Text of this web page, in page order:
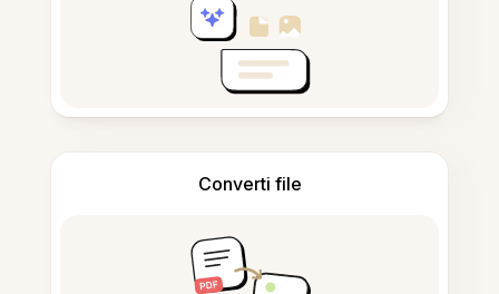
Converti file